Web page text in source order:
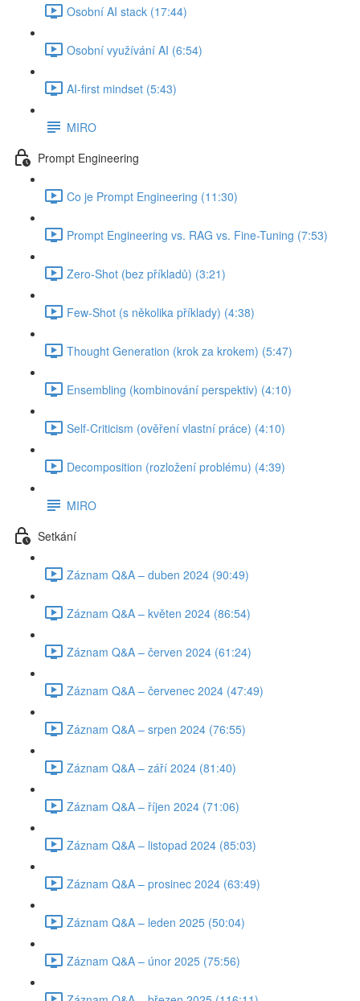
Osobní AI stack (17:44)
Osobní využívání AI (6:54)
AI-first mindset (5:43)
MIRO
Prompt Engineering
Co je Prompt Engineering (11:30)
Prompt Engineering vs. RAG vs. Fine-Tuning (7:53)
Zero-Shot (bez příkladů) (3:21)
Few-Shot (s několika příklady) (4:38)
Thought Generation (krok za krokem) (5:47)
Ensembling (kombinování perspektiv) (4:10)
Self-Criticism (ověření vlastní práce) (4:10)
Decomposition (rozložení problému) (4:39)
MIRO
Setkání
Záznam Q&A – duben 2024 (90:49)
Záznam Q&A – květen 2024 (86:54)
Záznam Q&A – červen 2024 (61:24)
Záznam Q&A – červenec 2024 (47:49)
Záznam Q&A – srpen 2024 (76:55)
Záznam Q&A – září 2024 (81:40)
Záznam Q&A – říjen 2024 (71:06)
Záznam Q&A – listopad 2024 (85:03)
Záznam Q&A – prosinec 2024 (63:49)
Záznam Q&A – leden 2025 (50:04)
Záznam Q&A – únor 2025 (75:56)